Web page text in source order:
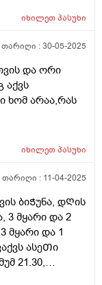
იხილეთპასუხი
თარიღი :30-05-2025
და ორი
აქვს
ხომ არაა,რას
იხილეთპასუხი
თარიღი : 11-04-2025
ბიᲭუნა, დᲦის
3 მყარი და 2
მყარი და 1
ასეᲗი
21.30,